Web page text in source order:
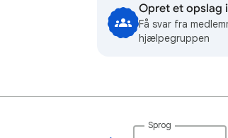
Opret et opslag
Få svar fra
hjælpegruppen
Sprog